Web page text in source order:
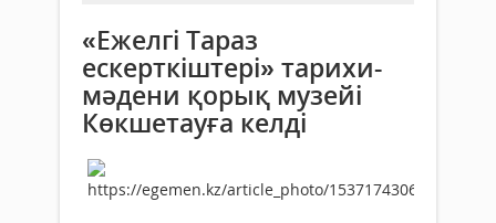
«Ежелгі Тараз
ескерткіштері» тарихи-
мәдени қорық музейі
Көкшетауға келді